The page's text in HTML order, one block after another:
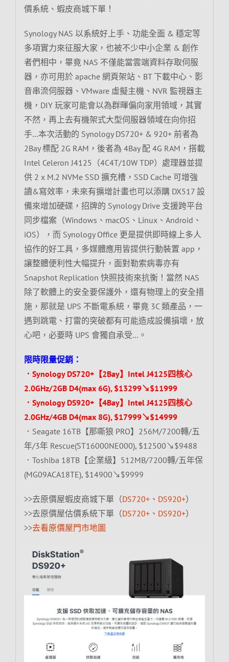
價系統、蝦皮商城下單！
Synology NAS 以系統好上手、功能全面 & 穩定等
多項實力來征服大家，也被不少中小企業 & 創作
者們相中，畢竟 NAS 不僅能當雲端資料存取伺服
器，亦可用於 apache 網頁架站、BT 下載中心、影
音串流伺服器、VMware 虛擬主機、NVR 監視器主
機，DIY 玩家可能會以為群暉偏向家用領域，其實
不然，再上去有機架式大型伺服器領域在向你招
手…本次活動的 Synology DS720+ & 920+ 前者為
2Bay 標配 2G RAM，後者為 4Bay 配 4G RAM，搭載
Intel Celeron J4125（4C4T/10W TDP）處理器並提
供 2 x M.2 NVMe SSD 擴充槽，SSD Cache 可增強
讀&寫效率，未來有擴增計畫也可以添購 DX517 設
備來增加硬碟，招牌的 Synology Drive 支援跨平台
同步檔案（Windows、macOS、Linux、Android、
iOS），而 Synology Office 更是提供即時線上多人
協作的好工具，多媒體應用皆提供行動裝置 app，
讓整體便利性大幅提升，面對勒索病毒亦有
Snapshot Replication 快照技術來抗衡！當然 NAS
除了軟體上的安全要保護外，還有物理上的安全措
施，那就是 UPS 不斷電系統，畢竟 3C 類產品，一
遇到跳電、打雷的突破都有可能造成設備損壞，放
心吧，必要時 UPS 會獨自承受…。
限時限量促銷：
．Synology DS720+【2Bay】Intel J4125四核心
2.0GHz/2GB D4(max 6G), $13299↘$11999
．Synology DS920+【4Bay】Intel J4125四核心
2.0GHz/4GB D4(max 8G), $17999↘$14999
．Seagate 16TB【那嘶狼 PRO】256M/7200轉/五
年/3年 Rescue(ST16000NE000), $12500↘$9488
．Toshiba 18TB【企業級】512MB/7200轉/五年保
(MG09ACA18TE), $14900↘$9999
>>去原價屋蝦皮商城下單（DS720+、 DS920+）
>>去原價屋估價系統下單（DS720+、 DS920+）
>>去看原價屋門市地圖